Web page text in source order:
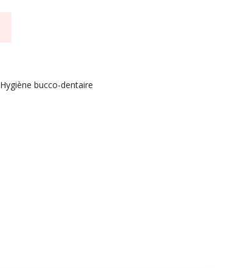
Hygiène bucco-dentaire